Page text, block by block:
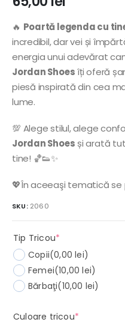
🔥 Poartă legenda cu
incredibil, dar vei și
energia unui adevărat
Jordan Shoesîți oferă
piesă inspirată din cea
lume.
💯 Alege stilul, alege
Jordan Shoes și arată
tine! 🏀👟✨
💖În aceeaşi tematică
SKU: 2060
Tip Tricou*
Copii(0,00 lei)
Femei(10,00 lei)
Bărbaţi(10,00 lei)
Culoare tricou*(required)